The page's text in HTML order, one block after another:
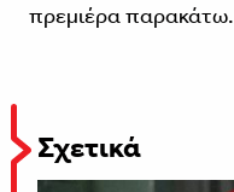
πρεμιέρα παρακάτω.
Σχετικά